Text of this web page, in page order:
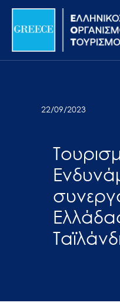
Σημείωση:
ιστότοπος
προσβασιμότητας.
Μετάβαση
περιεχόμενο
22/09/2023